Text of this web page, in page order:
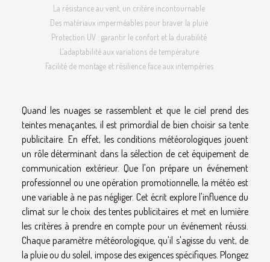
La résistance au vent, un critère incontournable
Des matériaux imperméables pour braver la pluie
Protection UV : garantir le confort et la durabilité
L'adaptabilité aux variations de température
Facilité de montage et résilience face aux intempéries
Quand les nuages se rassemblent et que le ciel prend des
teintes menaçantes, il est primordial de bien choisir sa tente
publicitaire. En effet, les conditions météorologiques jouent
un rôle déterminant dans la sélection de cet équipement de
communication extérieur. Que l'on prépare un événement
professionnel ou une opération promotionnelle, la météo est
une variable à ne pas négliger. Cet écrit explore l'influence du
climat sur le choix des tentes publicitaires et met en lumière
les critères à prendre en compte pour un événement réussi.
Chaque paramètre météorologique, qu'il s'agisse du vent, de
la pluie ou du soleil, impose des exigences spécifiques. Plongez